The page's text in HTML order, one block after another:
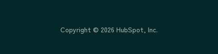
Copyright © 2026 HubSpot, Inc.